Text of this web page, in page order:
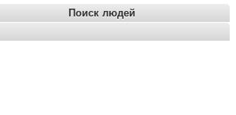
Поиск людей